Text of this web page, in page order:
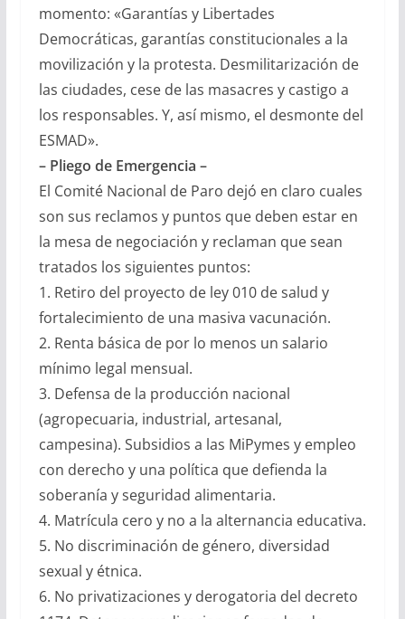
momento: «Garantías y Libertades
Democráticas, garantías constitucionales a la
movilización y la protesta. Desmilitarización de
las ciudades, cese de las masacres y castigo a
los responsables. Y, así mismo, el desmonte del
ESMAD».
– Pliego de Emergencia –
El Comité Nacional de Paro dejó en claro cuales
son sus reclamos y puntos que deben estar en
la mesa de negociación y reclaman que sean
tratados los siguientes puntos:
1. Retiro del proyecto de ley 010 de salud y
fortalecimiento de una masiva vacunación.
2. Renta básica de por lo menos un salario
mínimo legal mensual.
3. Defensa de la producción nacional
(agropecuaria, industrial, artesanal,
campesina). Subsidios a las MiPymes y empleo
con derecho y una política que defienda la
soberanía y seguridad alimentaria.
4. Matrícula cero y no a la alternancia educativa.
5. No discriminación de género, diversidad
sexual y étnica.
6. No privatizaciones y derogatoria del decreto